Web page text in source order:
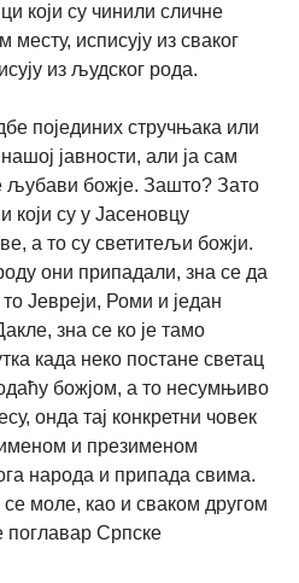
који су чинили сличне
исписују из сваког
из људског рода.
појединих стручњака или
јавности, али ја сам
љубави божје. Зашто? Зато
који су у Јасеновцу
а то су светитељи божји.
они припадали, зна се да
Јевреји, Роми и један
зна се ко је тамо
када неко постане светац
божјом, а то несумњиво
онда тај конкретни човек
именом и презименом
народа и припада свима.
моле, као и сваком другом
поглавар Српске